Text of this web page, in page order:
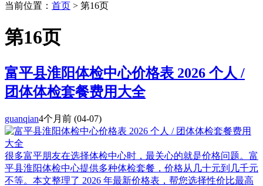
当前位置： 首页 > 第16页
第16页
富平县淮阳体检中心价格表 2026 个人 /
团体体检套餐费用大全
guanqian4个月前 (04-07)
很多富平朋友在选择体检中心时，最关心的就是价格问题。富
平县淮阳体检中心提供多种体检套餐，价格从几十元到几千元
不等。本文整理了 2026 年最新价格表，帮您选择性价比最高